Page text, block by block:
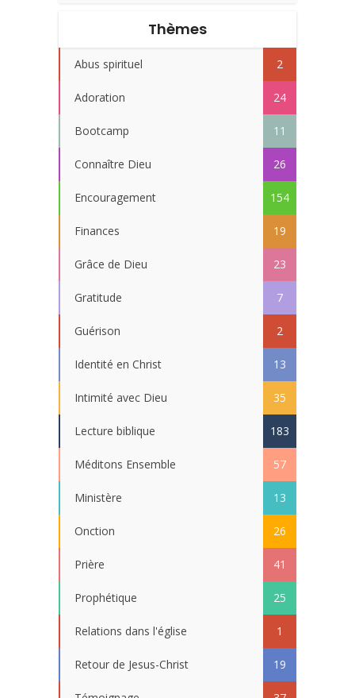
Thèmes
Abus spirituel 2
Adoration 24
Bootcamp 11
Connaître Dieu 26
Encouragement 154
Finances 19
Grâce de Dieu 23
Gratitude 7
Guérison 2
Identité en Christ 13
Intimité avec Dieu 35
Lecture biblique 183
Méditons Ensemble 57
Ministère 13
Onction 26
Prière 41
Prophétique 25
Relations dans l'église 1
Retour de Jesus-Christ 19